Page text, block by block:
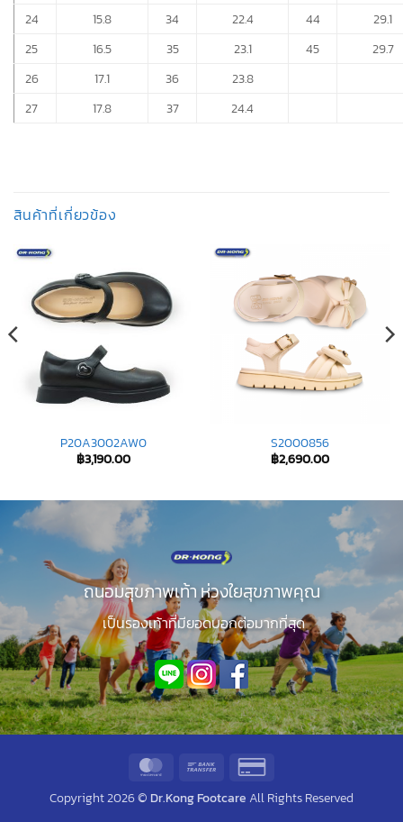
24
15.8 34 22.4 44
29.1
25
16.5 35 23.1 45
29.7
26
17.1 36
23.8
27
17.8 37 24.4
สินค้าที่เกี่ยวข้อง
P20A3002AW0
฿3,190.00
S2000856
฿2,690.00
ถนอมสุขภาพเท้า ห่วงใยสุขภาพคุณ
เป็นรองเท้าที่มียอดบอกต่อมากที่สุด
MasterCard Bank
2
Copyright 2026 © Dr.Kong Footcare All Rights Reserved